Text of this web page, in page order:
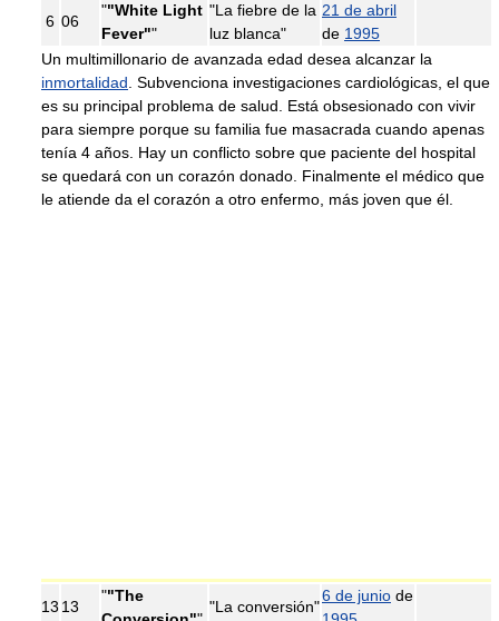
6 06
""White Light
Fever""
"La fiebre de la
luz blanca"
21 de abril
de 1995
Un multimillonario de avanzada edad desea alcanzar la
inmortalidad . Subvenciona investigaciones cardiológicas, el que
es su principal problema de salud. Está obsesionado con vivir
para siempre porque su familia fue masacrada cuando apenas
tenía 4 años. Hay un conflicto sobre que paciente del hospital
se quedará con un corazón donado. Finalmente el médico que
le atiende da el corazón a otro enfermo, más joven que él.
13 13
""The
"La conversión"
6 de junio de